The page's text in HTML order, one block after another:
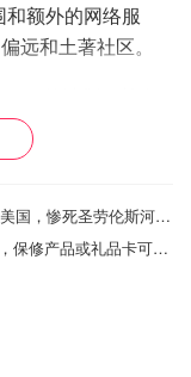
额外的网络服
远和土著社区。
网络。它被限制
许可证。
转让框架的审查，多伦多夫妇被驱逐出境，携两幼子偷渡美国，惨死圣劳伦斯河上！8具尸体身份全部确认！
加拿大Lowe's商店将全部转换为RONA，保修产品或礼品卡可以在这里兑现！